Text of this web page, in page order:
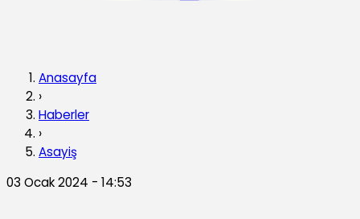
Anasayfa
›
Haberler
›
Asayiş
03 Ocak 2024 - 14:53